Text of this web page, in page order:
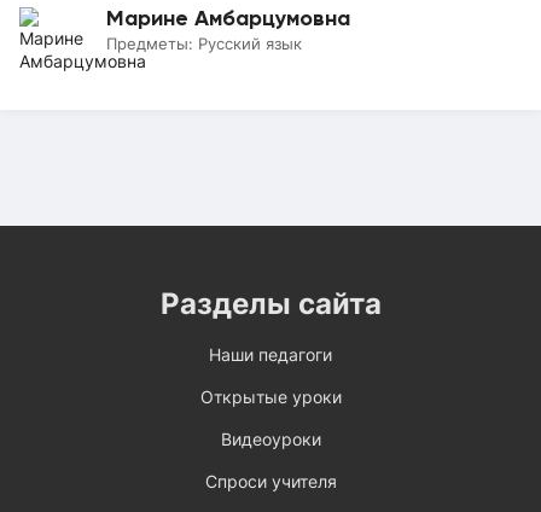
Марине Амбарцумовна
Предметы: Русский язык
Разделы сайта
Наши педагоги
Открытые уроки
Видеоуроки
Спроси учителя